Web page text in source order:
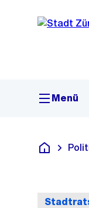
Sprunglink
Menü
Deutsch